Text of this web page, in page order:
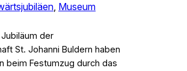
, Museum
der
St. Johanni Buldern haben
beim Festumzug durch das